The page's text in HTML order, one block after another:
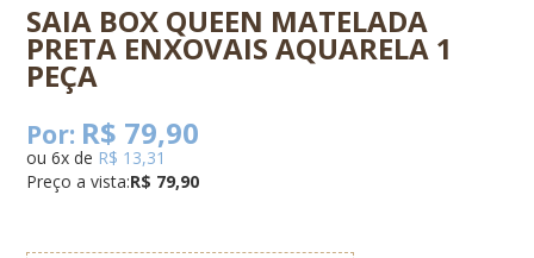
SAIA BOX QUEEN MATELADA
PRETA ENXOVAIS AQUARELA 1
PEÇA
Por: R$ 79,90
ou6x de R$ 13,31
Preço a vista:R$ 79,90